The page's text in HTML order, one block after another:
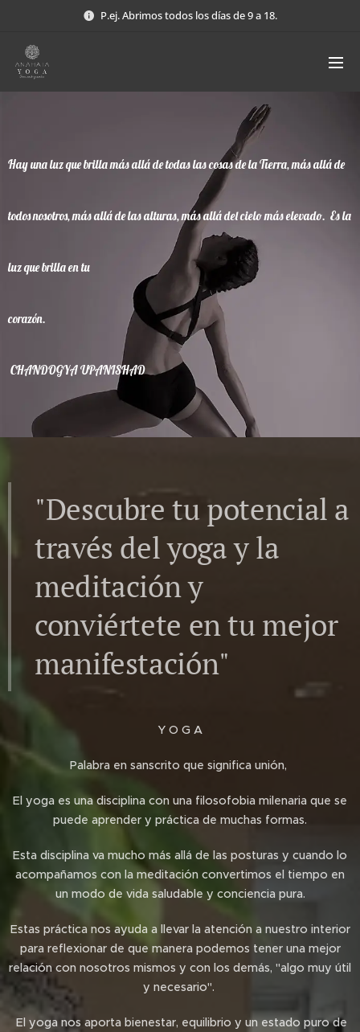
P.ej. Abrimos todos los días de 9 a 18.
Hay una luz que brilla más allá de todas las cosas de la Tierra, más allá de
todos nosotros, más allá de las alturas, más allá del cielo más elevado. Es la
luz que brilla en tu
corazón.
CHANDOGYA UPANISHAD
"Descubre tu potencial a
través del yoga y la
meditación y
conviértete en tu mejor
manifestación"
Y O G A
Palabra en sanscrito que significa unión,
El yoga es una disciplina con una filosofobia milenaria que se
puede aprender y práctica de muchas formas.
Esta disciplina va mucho más allá de las posturas y cuando lo
acompañamos con la meditación convertimos el tiempo en
un modo de vida saludable y conciencia pura.
Estas práctica nos ayuda a llevar la atención a nuestro interior
para reflexionar de que manera podemos tener una mejor
relación con nosotros mismos y con los demás, "algo muy útil
y necesario".
El yoga nos aporta bienestar, equilibrio y un estado puro de